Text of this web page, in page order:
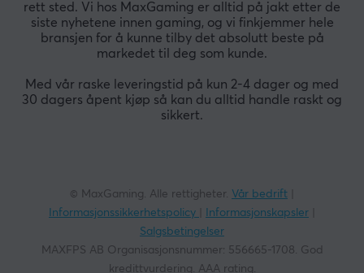
rett sted. Vi hos MaxGaming er alltid på jakt etter de
siste nyhetene innen gaming, og vi finkjemmer hele
bransjen for å kunne tilby det absolutt beste på
markedet til deg som kunde.
Med vår raske leveringstid på kun 2-4 dager og med
30 dagers åpent kjøp så kan du alltid handle raskt og
sikkert.
© MaxGaming. Alle rettigheter. Vår bedrift
Informasjonssikkerhetspolicy
Informasjonskapsler
Salgsbetingelser
MAXFPS AB Organisasjonsnummer: 556665-1708. God
kredittvurdering. AAA rating.